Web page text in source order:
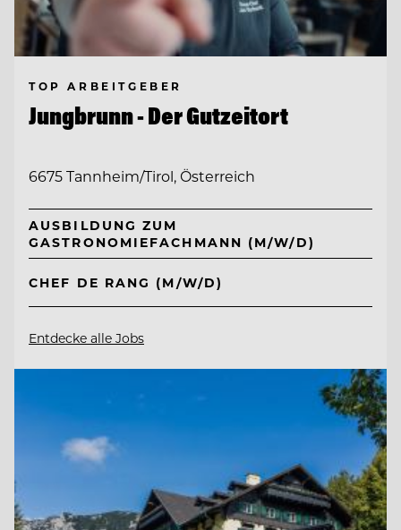
TOP ARBEITGEBER
Jungbrunn - Der Gutzeitort
6675 Tannheim/Tirol, Österreich
AUSBILDUNG ZUM
GASTRONOMIEFACHMANN (M/W/D)
CHEF DE RANG (M/W/D)
Entdecke alle Jobs